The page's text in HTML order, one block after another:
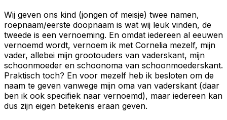
Wij geven ons kind (jongen of meisje) twee namen,
roepnaam/eerste doopnaam is wat wij leuk vinden, de
tweede is een vernoeming. En omdat iedereen al eeuwen
vernoemd wordt, vernoem ik met Cornelia mezelf, mijn
vader, allebei mijn grootouders van vaderskant, mijn
schoonmoeder en schoonoma van schoonmoederskant.
Praktisch toch? En voor mezelf heb ik besloten om de
naam te geven vanwege mijn oma van vaderskant (daar
ben ik ook specifiek naar vernoemd), maar iedereen kan
dus zijn eigen betekenis eraan geven.